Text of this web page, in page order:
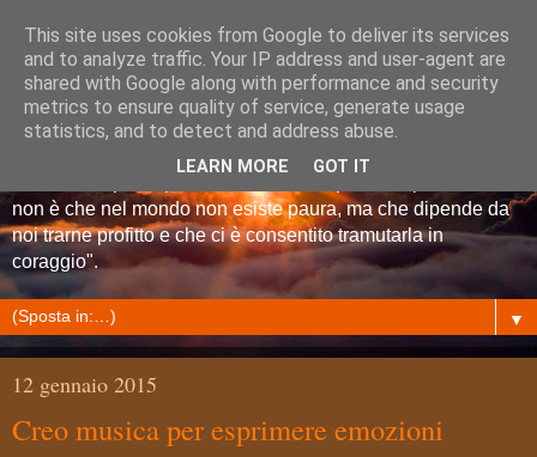
Centro di Psicologia delle
Risorse OASI
non è che nel mondo non esiste paura, ma che dipende da
noi trarne profitto e che ci è consentito tramutarla in
coraggio".
▼
12 gennaio 2015
Creo musica per esprimere emozioni
This site uses cookies from Google to deliver its services
and to analyze traffic. Your IP address and user-agent are
shared with Google along with performance and security
metrics to ensure quality of service, generate usage
statistics, and to detect and address abuse.
LEARN MORE GOT IT